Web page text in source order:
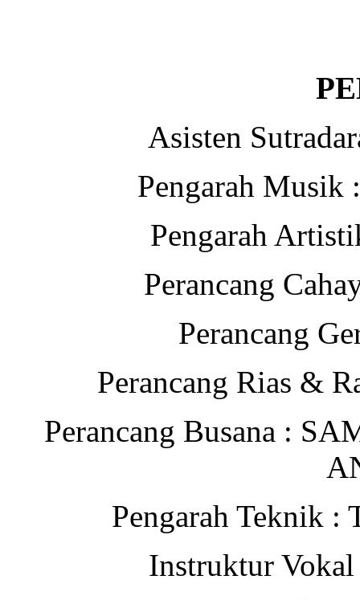
Asisten
Pengarah Musik
Pengarah
Perancang
Perancang
Perancang Rias &
Perancang Busana :
Pengarah Teknik
Instruktur